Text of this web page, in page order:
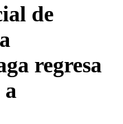
de
regresa
a